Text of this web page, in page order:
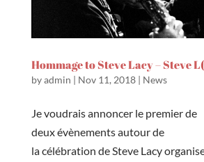
Hommage to Steve Lacy – Steve
byadmin | Nov 11, 2018| News
Je voudrais annoncer le premier de
deux évènements autour de
la célébration de Steve Lacy